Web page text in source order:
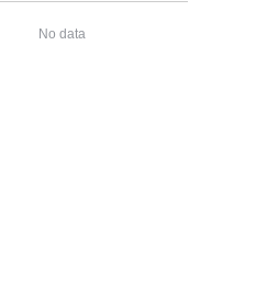
No data